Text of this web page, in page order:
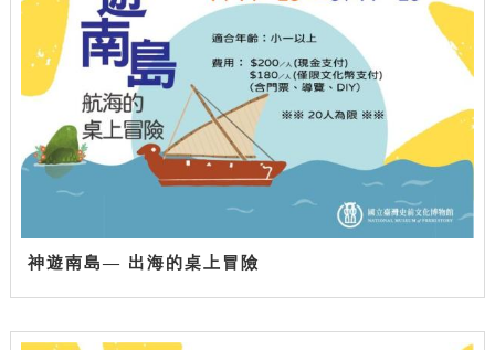
神遊南島— 出海的桌上冒險